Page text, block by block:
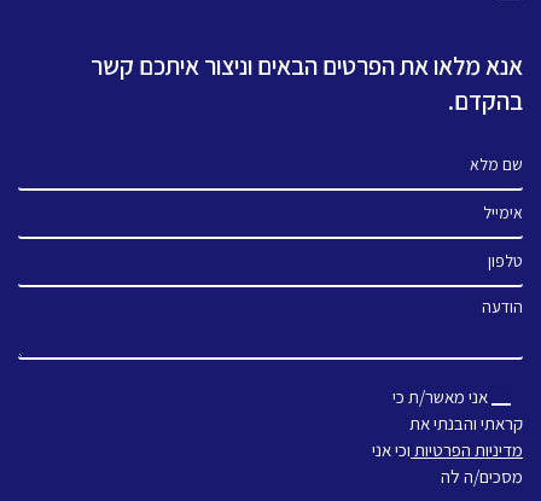
אנא מלאו את הפרטים הבאים וניצור איתכם קשר
בהקדם.
שם מלא
אימייל
טלפון
הודעה
אני מאשר/ת כי
קראתי והבנתי את
מדיניות הפרטיות וכי אני
מסכים/ה לה